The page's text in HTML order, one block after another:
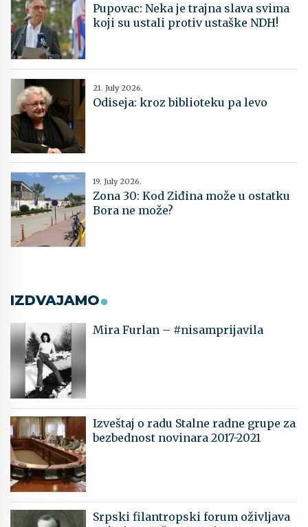
Pupovac: Neka je trajna slava svima
koji su ustali protiv ustaške NDH!
21. July 2026.
Odiseja: kroz biblioteku pa levo
19. July 2026.
Zona 30: Kod Ziđina može u ostatku
Bora ne može?
IZDVAJAMO
Mira Furlan – #nisamprijavila
Izveštaj o radu Stalne radne grupe za
bezbednost novinara 2017-2021
Srpski filantropski forum oživljava